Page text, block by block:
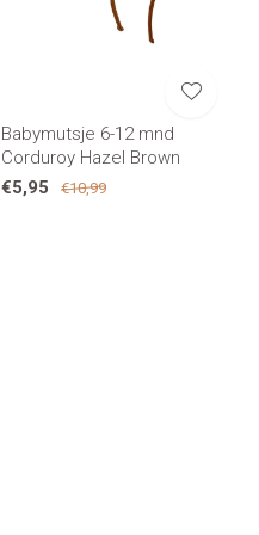
Babymutsje 6-12 mnd
Corduroy Hazel Brown
€5,95
€10,99